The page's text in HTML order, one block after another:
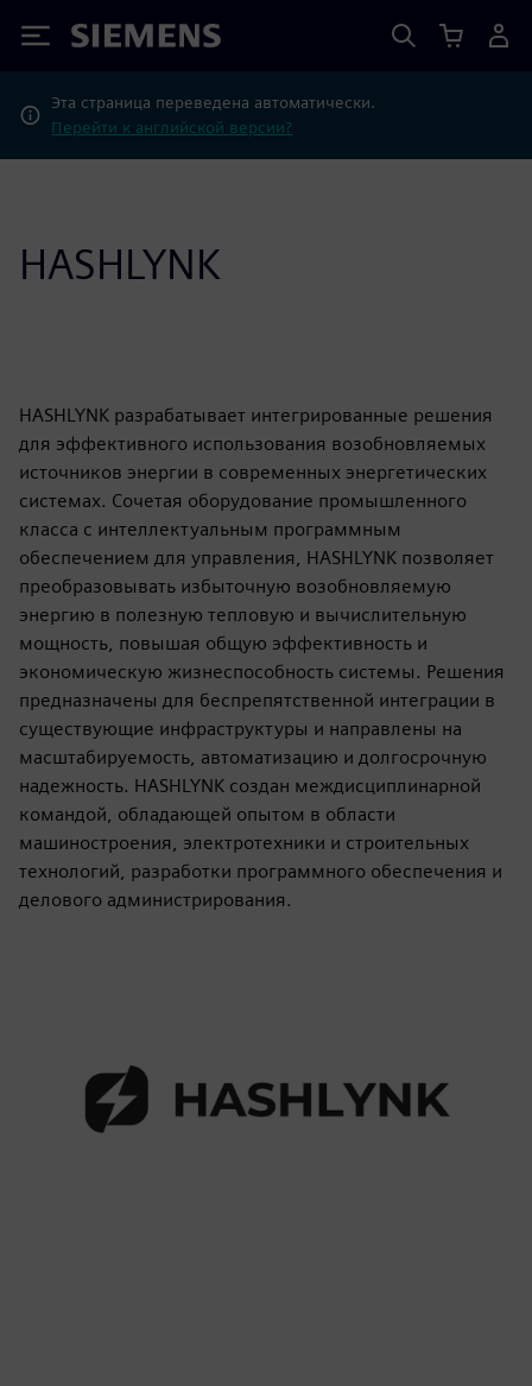
Siemens
Эта страница переведена автоматически.
Перейти к английской версии?
HASHLYNK
HASHLYNK разрабатывает интегрированные решения
для эффективного использования возобновляемых
источников энергии в современных энергетических
системах. Сочетая оборудование промышленного
класса с интеллектуальным программным
обеспечением для управления, HASHLYNK позволяет
преобразовывать избыточную возобновляемую
энергию в полезную тепловую и вычислительную
мощность, повышая общую эффективность и
экономическую жизнеспособность системы. Решения
предназначены для беспрепятственной интеграции в
существующие инфраструктуры и направлены на
масштабируемость, автоматизацию и долгосрочную
надежность. HASHLYNK создан междисциплинарной
командой, обладающей опытом в области
машиностроения, электротехники и строительных
технологий, разработки программного обеспечения и
делового администрирования.